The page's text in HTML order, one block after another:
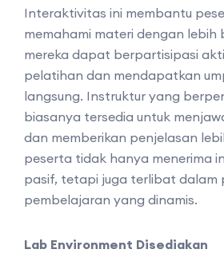
Interaktivitas ini membantu
memahami materi dengan lebih
mereka dapat berpartisipasi
pelatihan dan mendapatkan
langsung. Instruktur yang
biasanya tersedia untuk
dan memberikan penjelasan
peserta tidak hanya menerima
pasif, tetapi juga terlibat dalam
pembelajaran yang dinamis.
Lab Environment Disediakan